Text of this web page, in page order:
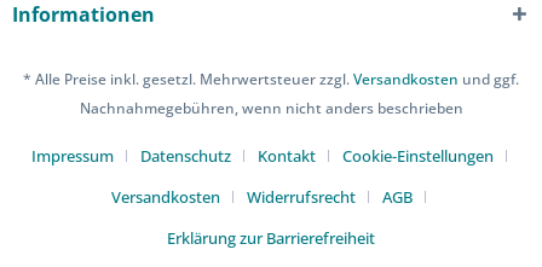
Informationen
* Alle Preise inkl. gesetzl. Mehrwertsteuer zzgl.Versandkosten und ggf.
Nachnahmegebühren, wenn nicht anders beschrieben
Impressum Datenschutz Kontakt
Cookie-Einstellungen
Versandkosten
Widerrufsrecht
AGB
Erklärung zur Barrierefreiheit